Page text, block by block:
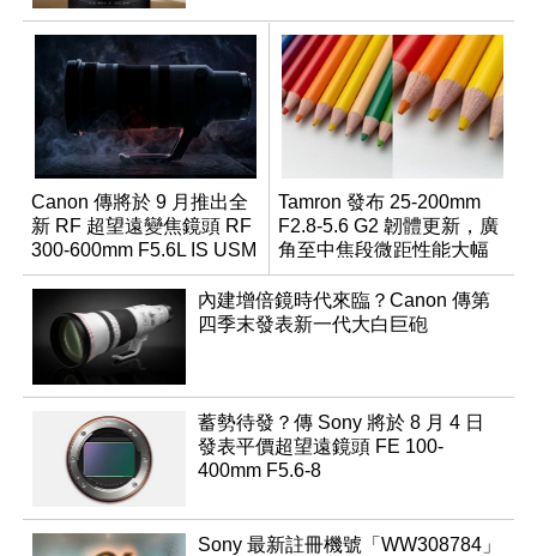
Canon 傳將於 9 月推出全
新 RF 超望遠變焦鏡頭 RF
300-600mm F5.6L IS USM
Tamron 發布 25-200mm
F2.8-5.6 G2 韌體更新，廣
角至中焦段微距性能大幅
升級
內建增倍鏡時代來臨？Canon 傳第
四季末發表新一代大白巨砲
蓄勢待發？傳 Sony 將於 8 月 4 日
發表平價超望遠鏡頭 FE 100-
400mm F5.6-8
Sony 最新註冊機號「WW308784」